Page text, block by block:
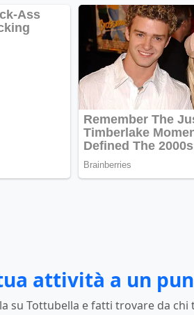
attività a un
su Tottubella e fatti trovare da chi